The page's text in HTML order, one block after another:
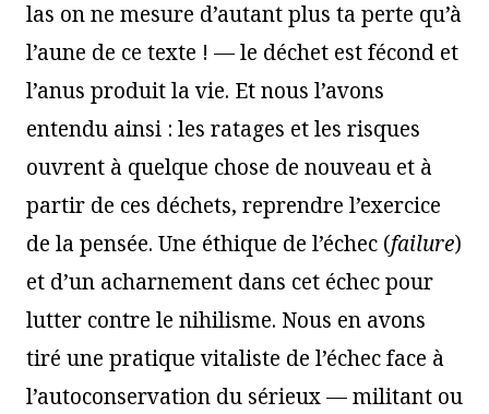
las on ne mesure d’autant plus ta perte qu’à
l’aune de ce texte ! — le déchet est fécond et
l’anus produit la vie. Et nous l’avons
entendu ainsi : les ratages et les risques
ouvrent à quelque chose de nouveau et à
partir de ces déchets, reprendre l’exercice
de la pensée. Une éthique de l’échec (failure)
et d’un acharnement dans cet échec pour
lutter contre le nihilisme. Nous en avons
tiré une pratique vitaliste de l’échec face à
l’autoconservation du sérieux — militant ou